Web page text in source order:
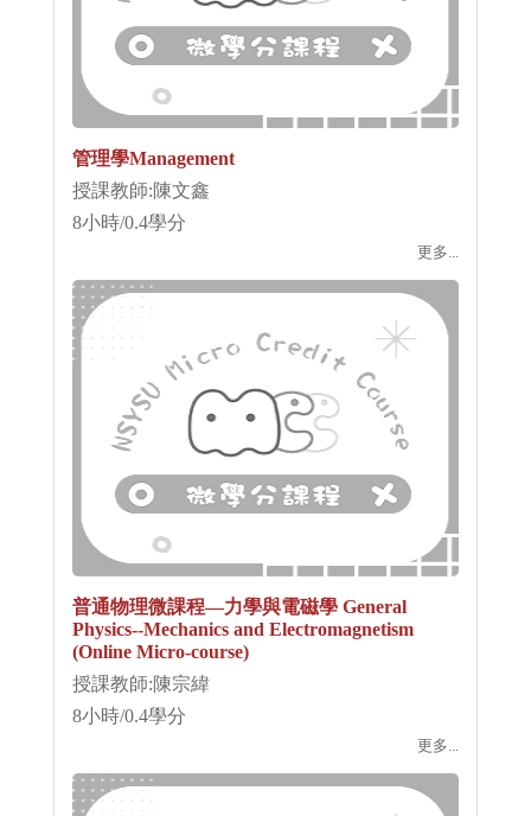
管理學Management
授課教師:陳文鑫
8小時/0.4學分
更多...
普通物理微課程—力學與電磁學 General
Physics--Mechanics and Electromagnetism
(Online Micro-course)
授課教師:陳宗緯
8小時/0.4學分
更多...